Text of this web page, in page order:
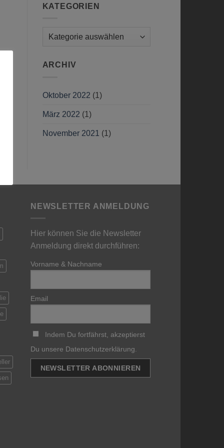
KATEGORIEN
Kategorien
ARCHIV
Oktober 2022 (1)
März 2022 (1)
November 2021 (1)
NEWSLETTER ANMELDUNG
Hier können Sie die Newsletter
Anmeldung direkt durchführen:
Vorname & Nachname
Email
Indem Du fortfährst, akzeptierst
Du unsere Datenschutzerklärung.